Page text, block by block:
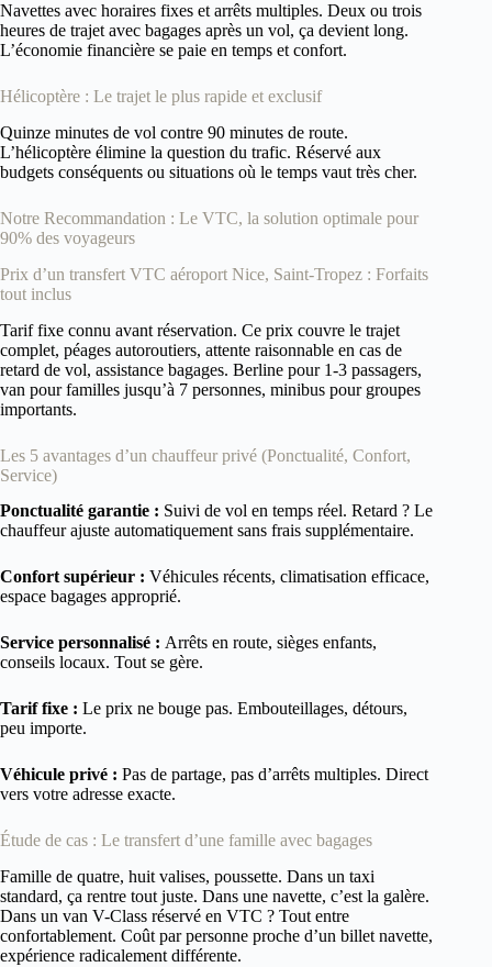
Navettes avec horaires fixes et arrêts multiples. Deux ou trois
heures de trajet avec bagages après un vol, ça devient long.
L’économie financière se paie en temps et confort.
Hélicoptère : Le trajet le plus rapide et exclusif
Quinze minutes de vol contre 90 minutes de route.
L’hélicoptère élimine la question du trafic. Réservé aux
budgets conséquents ou situations où le temps vaut très cher.
Notre Recommandation : Le VTC, la solution optimale pour
90% des voyageurs
Prix d’un transfert VTC aéroport Nice, Saint-Tropez : Forfaits
tout inclus
Tarif fixe connu avant réservation. Ce prix couvre le trajet
complet, péages autoroutiers, attente raisonnable en cas de
retard de vol, assistance bagages. Berline pour 1-3 passagers,
van pour familles jusqu’à 7 personnes, minibus pour groupes
importants.
Les 5 avantages d’un chauffeur privé (Ponctualité, Confort,
Service)
Ponctualité garantie : Suivi de vol en temps réel. Retard ? Le
chauffeur ajuste automatiquement sans frais supplémentaire.
Confort supérieur : Véhicules récents, climatisation efficace,
espace bagages approprié.
Service personnalisé : Arrêts en route, sièges enfants,
conseils locaux. Tout se gère.
Tarif fixe : Le prix ne bouge pas. Embouteillages, détours,
peu importe.
Véhicule privé : Pas de partage, pas d’arrêts multiples. Direct
vers votre adresse exacte.
Étude de cas : Le transfert d’une famille avec bagages
Famille de quatre, huit valises, poussette. Dans un taxi
standard, ça rentre tout juste. Dans une navette, c’est la galère.
Dans un van V-Class réservé en VTC ? Tout entre
confortablement. Coût par personne proche d’un billet navette,
expérience radicalement différente.